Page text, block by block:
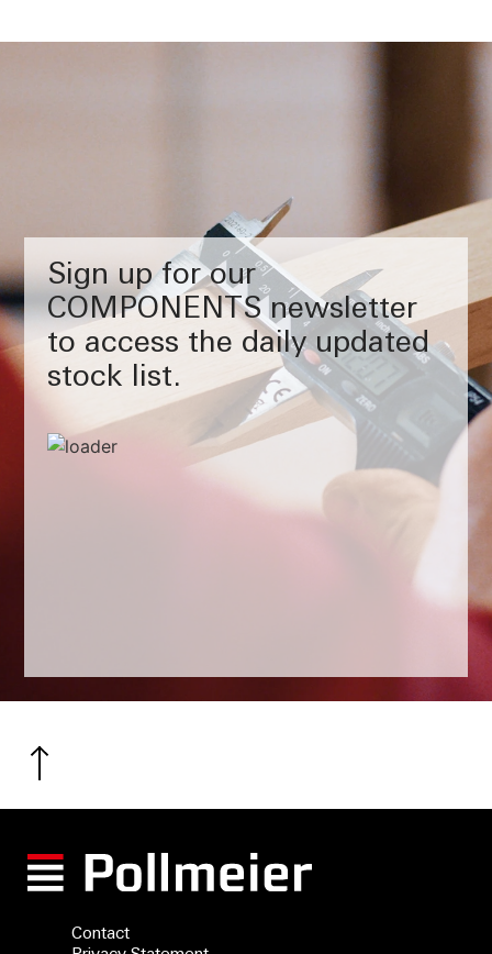
Sign up for our
COMPONENTS newsletter
to access the daily updated
stock list.
Contact